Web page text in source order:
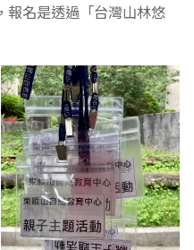
報名是透過「台灣山林悠